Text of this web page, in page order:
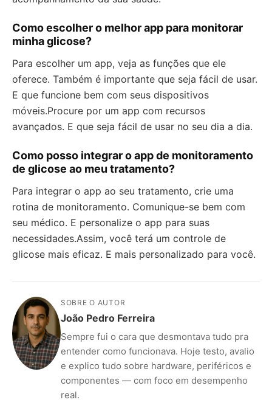
Como escolher o melhor app para monitorar
minha glicose?
Para escolher um app, veja as funções que ele
oferece. Também é importante que seja fácil de usar.
E que funcione bem com seus dispositivos
móveis.Procure por um app com recursos
avançados. E que seja fácil de usar no seu dia a dia.
Como posso integrar o app de monitoramento
de glicose ao meu tratamento?
Para integrar o app ao seu tratamento, crie uma
rotina de monitoramento. Comunique-se bem com
seu médico. E personalize o app para suas
necessidades.Assim, você terá um controle de
glicose mais eficaz. E mais personalizado para você.
SOBRE O AUTOR
João Pedro Ferreira
Sempre fui o cara que desmontava tudo pra
entender como funcionava. Hoje testo, avalio
e explico tudo sobre hardware, periféricos e
componentes — com foco em desempenho
real.